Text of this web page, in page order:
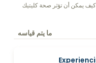
يمكن أن تؤثر صحة كليتيك
ما يتم قياسه